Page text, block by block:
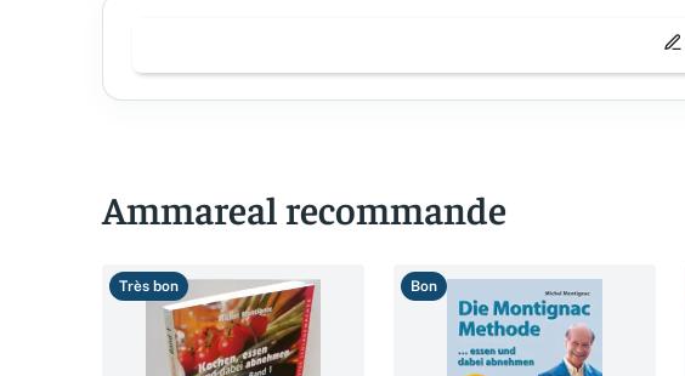
Ammareal recommande
Très bon Bon